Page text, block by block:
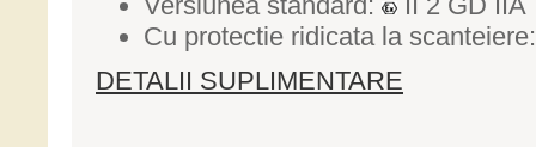
Cu protectie ridicata la
DETALII SUPLIMENTARE